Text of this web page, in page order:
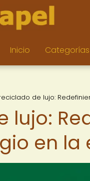
Inicio Categorías
de lujo:
lujo:
en la